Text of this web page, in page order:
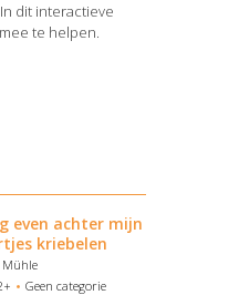
dit interactieve
te helpen.
even achter mijn
kriebelen
Mühle
Geen categorie